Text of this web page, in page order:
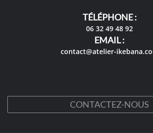
TÉLÉPHONE :
06 32 49 48 92
EMAIL :
contact@atelier-
CONTACTEZ-NOUS